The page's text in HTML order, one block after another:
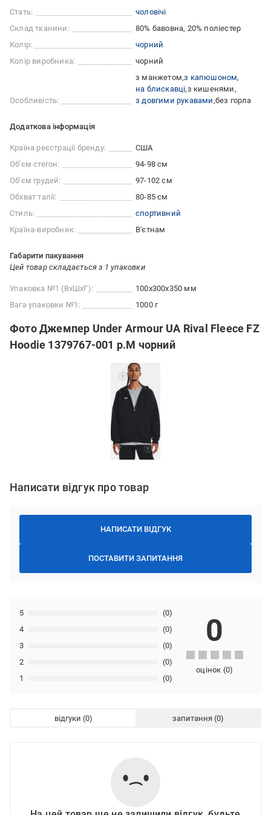
Стать:
чоловічі
Склад тканини:
80% бавовна, 20% поліестер
Колір:
чорний
Колір виробника:
чорний
Особливість:
з манжетом з капюшоном
на блискавці з кишенями
з довгими рукавами без горла
Додаткова інформація
Країна реєстрації бренду:
США
Об'єм стегон:
94-98 см
Об'єм грудей:
97-102 см
Обхват талії:
80-85 см
Стиль:
спортивний
Країна-виробник:
В'єтнам
Габарити пакування
Цей товар складається з 1 упаковки
Упаковка №1 (ВхШхГ):
100x300x350 мм
Вага упаковки №1:
1000 г
Фото Джемпер Under Armour UA Rival Fleece FZ
Hoodie 1379767-001 р.M чорний
Написати відгук про товар
НАПИСАТИ ВІДГУК
ПОСТАВИТИ ЗАПИТАННЯ
1 (0)
2 (0)
3 (0)
4 (0)
5 (0)
0
оцінок (0)
відгуки запитання